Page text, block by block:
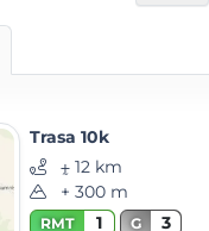
Trasa 10k
⨦ 12 km
+ 300 m
RMT 1 G 3